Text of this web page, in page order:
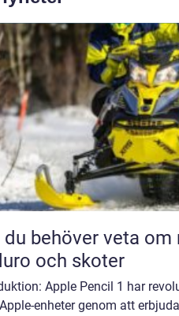
behöver veta
och skoter
Apple Pencil 1 har
enheter genom att